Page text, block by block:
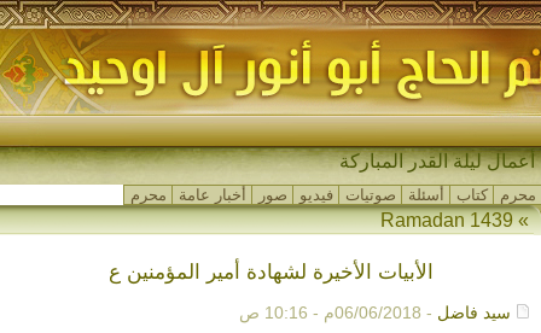
أعمال ليلة القدر المباركة
محرم كتاب أسئلة صوتيات فيديو صور أخبار عامة محرم
»
Ramadan 1439
الأبيات الأخيرة لشهادة أمير المؤمنين ع
سيد فاضل - 06/06/2018م - 10:16 ص